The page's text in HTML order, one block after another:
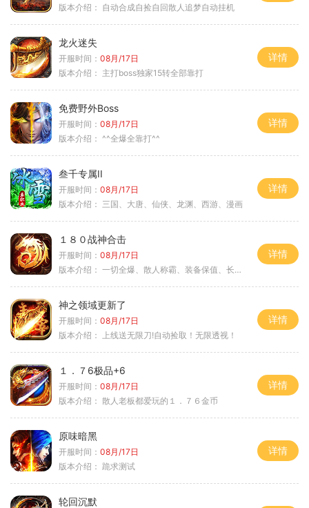
版本介绍： 自动合成自捡自回散人追梦自动挂机
龙火迷失
开服时间： 08月/17日
版本介绍： 主打boss独家15转全部靠打
详情
免费野外Boss
开服时间： 08月/17日
版本介绍： ^^全爆全靠打^^
详情
叁千专属II
开服时间： 08月/17日
版本介绍： 三国、大唐、仙侠、龙渊、西游、漫画
详情
１８０战神合击
开服时间： 08月/17日
版本介绍： 一切全爆、散人称霸、装备保值、长期耐玩
详情
神之领域更新了
开服时间： 08月/17日
版本介绍：
上线送无限刀!自动捡取！无限透视！
详情
１．７6极品+6
开服时间： 08月/17日
版本介绍： 散人老板都爱玩的１．７６金币
详情
原味暗黑
开服时间： 08月/17日
版本介绍： 跪求测试
详情
轮回沉默